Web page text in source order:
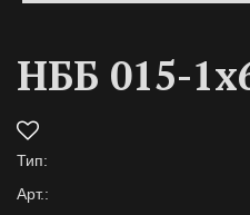
НББ 015-
Тип:
Арт.: